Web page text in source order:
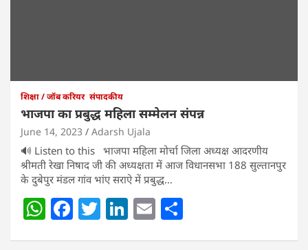
शिक्षा / जॉब करियर संपादकीय
भाजपा का प्रबुद्ध महिला सम्मेलन संपन्न
June 14, 2023 Adarsh Ujala
🔊 Listen to this भाजपा महिला मोर्चा जिला अध्यक्ष आदरणीय
श्रीमती रेखा निषाद जी की अध्यक्षता में आज विधानसभा 188 सुल्तानपुर
के दुबेपुर मंडल गांव भांए सराऐ में प्रबुद्ध…
W F T Li E